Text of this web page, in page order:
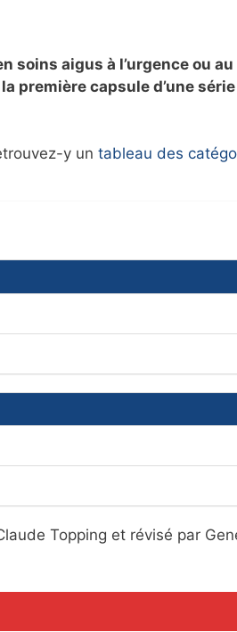
soins aigus à l’urgence ou
première capsule d’une
y un tableau des
Topping et révisé par